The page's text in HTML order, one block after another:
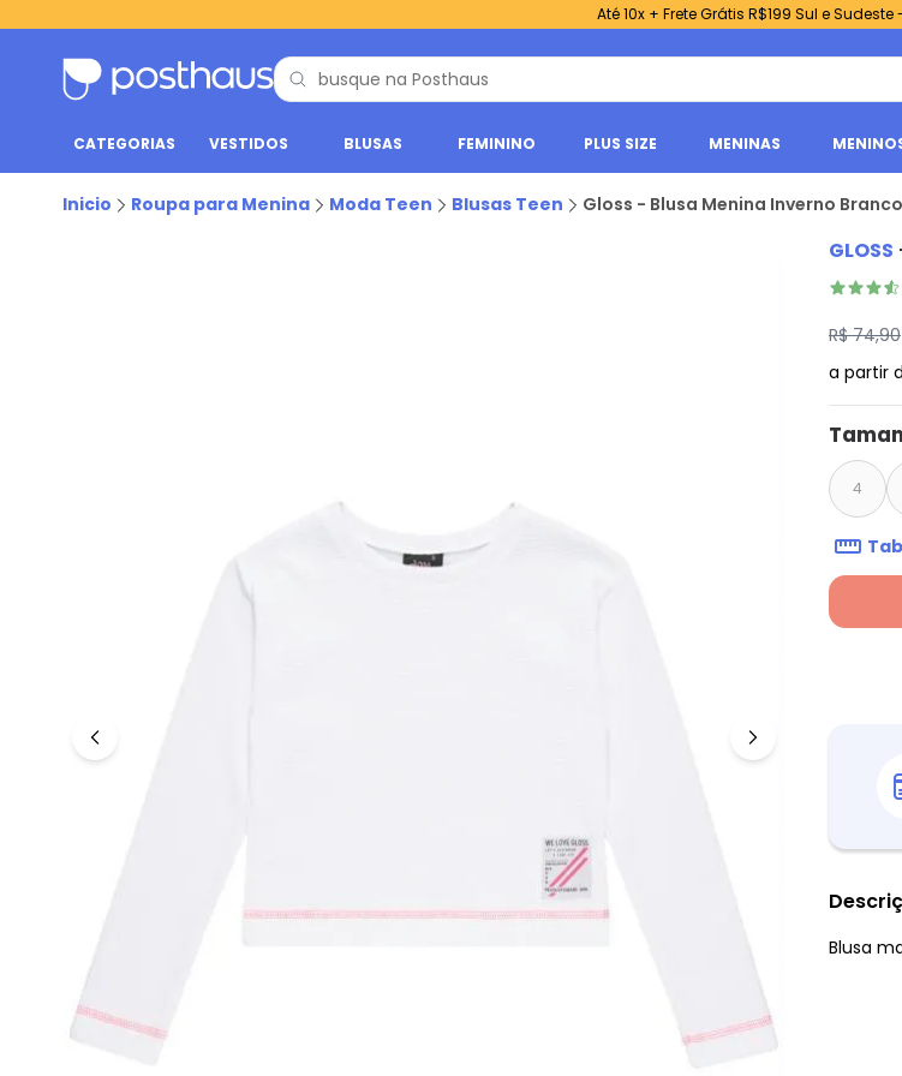
Até 10x + Frete Grátis R$199 Sul e Sudeste
CATEGORIAS VESTIDOS BLUSAS FEMININO PLUS SIZE MENINAS
Inicio Roupa para Menina Moda Teen Blusas Teen Gloss - Blusa Menina Inverno Branco
GLOSS
R$ 74,90
a partir
4
Blusa